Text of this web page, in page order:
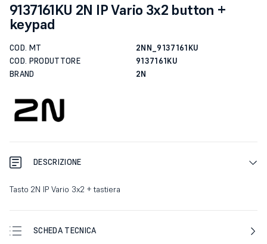
9137161KU 2N IP Vario 3x2 button +
keypad
COD. MT
2NN_9137161KU
COD. PRODUTTORE
9137161KU
BRAND
2N
DESCRIZIONE
Tasto 2N IP Vario 3x2 + tastiera
SCHEDA TECNICA